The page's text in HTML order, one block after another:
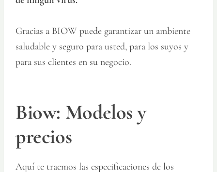
Gracias a BIOW puede garantizar un ambiente
saludable y seguro para usted, para los suyos y
para sus clientes en su negocio.
Biow: Modelos y
precios
Aquí te traemos las especificaciones de los